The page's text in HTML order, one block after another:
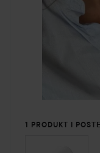
1 PRODUKT I